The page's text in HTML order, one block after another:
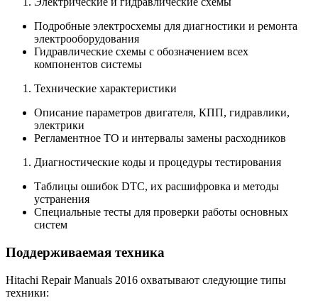
Подробные электросхемы для диагностики и ремонта
электрооборудования
Гидравлические схемы с обозначением всех
компонентов системы
Технические характеристики
Описание параметров двигателя, КПП, гидравлики,
электрики
Регламентное ТО и интервалы замены расходников
Диагностические коды и процедуры тестирования
Таблицы ошибок DTC, их расшифровка и методы
устранения
Специальные тесты для проверки работы основных
систем
Поддерживаемая техника
Hitachi Repair Manuals 2016 охватывают следующие типы
техники: